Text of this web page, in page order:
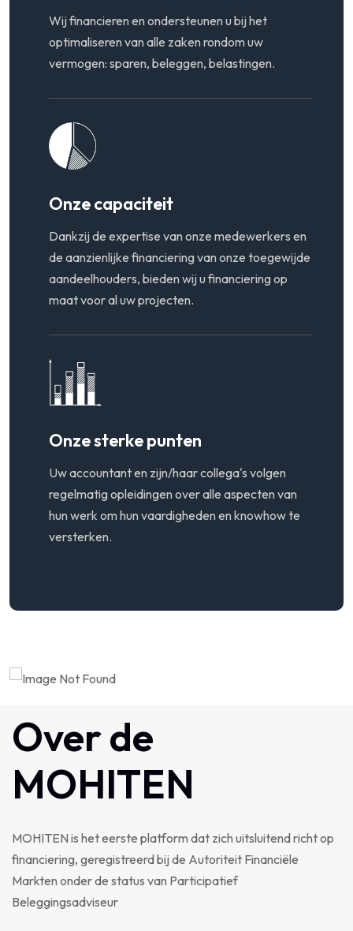
Wij financieren en ondersteunen u bij het
optimaliseren van alle zaken rondom uw
vermogen: sparen, beleggen, belastingen.
Onze capaciteit
Dankzij de expertise van onze medewerkers en
de aanzienlijke financiering van onze toegewijde
aandeelhouders, bieden wij u financiering op
maat voor al uw projecten.
Onze sterke punten
Uw accountant en zijn/haar collega's volgen
regelmatig opleidingen over alle aspecten van
hun werk om hun vaardigheden en knowhow te
versterken.
Over de
MOHITEN
MOHITEN is het eerste platform dat zich uitsluitend richt op
financiering, geregistreerd bij de Autoriteit Financiële
Markten onder de status van Participatief
Beleggingsadviseur